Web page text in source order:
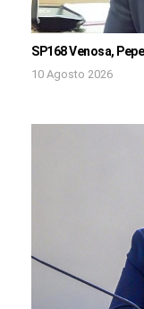
SP168 Venosa,
10 Agosto 2026